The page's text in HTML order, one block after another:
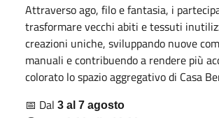
Attraverso ago, filo e fantasia, i
trasformare vecchi abiti e tessuti
creazioni uniche, sviluppando nuove
manuali e contribuendo a rendere più
colorato lo spazio aggregativo di Casa
📅 Dal 3 al 7 agosto